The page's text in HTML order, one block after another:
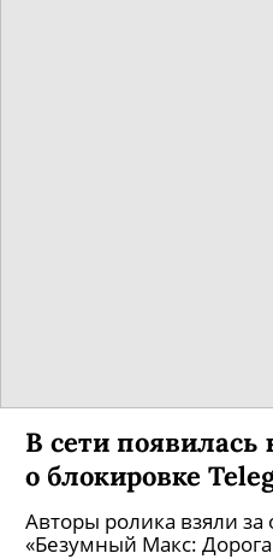
В сети появилась
о блокировке
Авторы ролика взяли за
«Безумный Макс: Дорога